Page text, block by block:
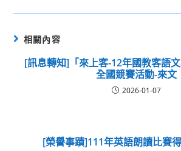
相關內容
[訊息轉知]「來上客-12年國教客語文
全國競賽活動-來文
2026-01-07
[榮譽事蹟]111年英語朗讀比賽